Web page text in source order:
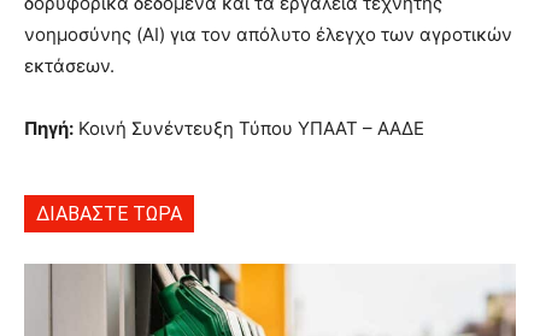
νοημοσύνης (AI) για τον απόλυτο έλεγχο των αγροτικών
εκτάσεων.
Πηγή: Κοινή Συνέντευξη Τύπου ΥΠΑΑΤ – ΑΑΔΕ
ΔΙΑΒΑΣΤΕ ΤΩΡΑ